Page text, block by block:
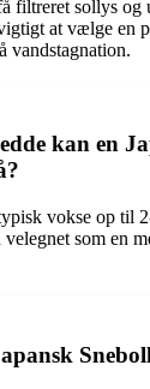
filtreret sollys og
at vælge en
vandstagnation.
kan en
vokse op til
som en